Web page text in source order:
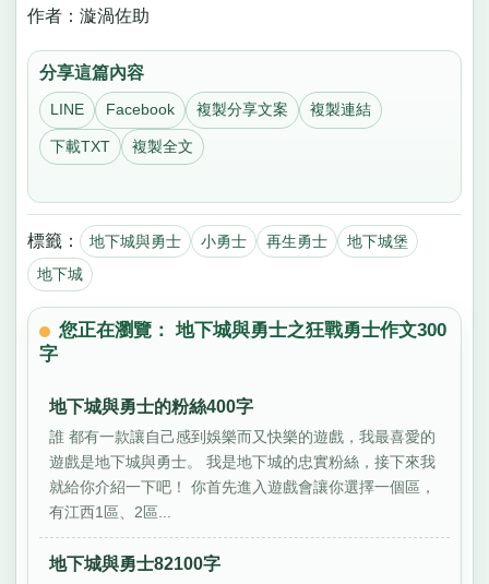
作者：漩渦佐助
分享這篇內容
LINE Facebook 複製分享文案 複製連結
下載TXT 複製全文
標籤： 地下城與勇士 小勇士 再生勇士
地下城堡
地下城
您正在瀏覽： 地下城與勇士之狂戰勇士作文300
字
地下城與勇士的粉絲400字
誰 都有一款讓自己感到娛樂而又快樂的遊戲，我最喜愛的
遊戲是地下城與勇士。 我是地下城的忠實粉絲，接下來我
就給你介紹一下吧！ 你首先進入遊戲會讓你選擇一個區，
有江西1區、2區...
地下城與勇士82100字